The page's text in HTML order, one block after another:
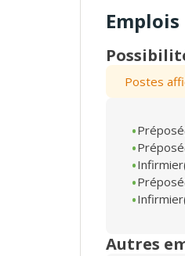
Emplois
Postes
Autres